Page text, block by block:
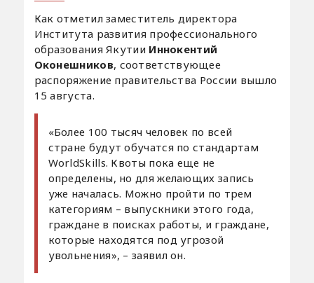
Как отметил заместитель директора
Института развития профессионального
образования Якутии Иннокентий
Оконешников, соответствующее
распоряжение правительства России вышло
15 августа.
«Более 100 тысяч человек по всей
стране будут обучатся по стандартам
WorldSkills. Квоты пока еще не
определены, но для желающих запись
уже началась. Можно пройти по трем
категориям – выпускники этого года,
граждане в поисках работы, и граждане,
которые находятся под угрозой
увольнения», – заявил он.